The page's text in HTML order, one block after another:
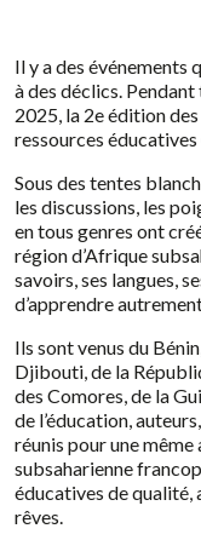
Il y a des événements
à des déclics.
2025, la 2e édition
ressources éducatives
Sous des tentes
les discussions, les
en tous genres ont
région d’Afrique
savoirs, ses langues,
d’apprendre
Ils sont venus du
Djibouti, de la
des Comores, de la
de l’éducation,
réunis pour une
subsaharienne
éducatives de qualité,
rêves.